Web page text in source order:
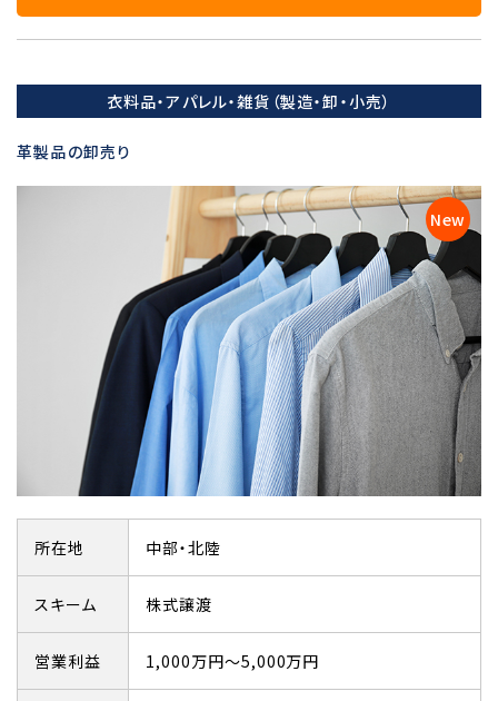
衣料品・アパレル・雑貨（製造・卸・小売）
革製品の卸売り
所在地 中部・北陸
スキーム 株式譲渡
営業利益 1,000万円～5,000万円